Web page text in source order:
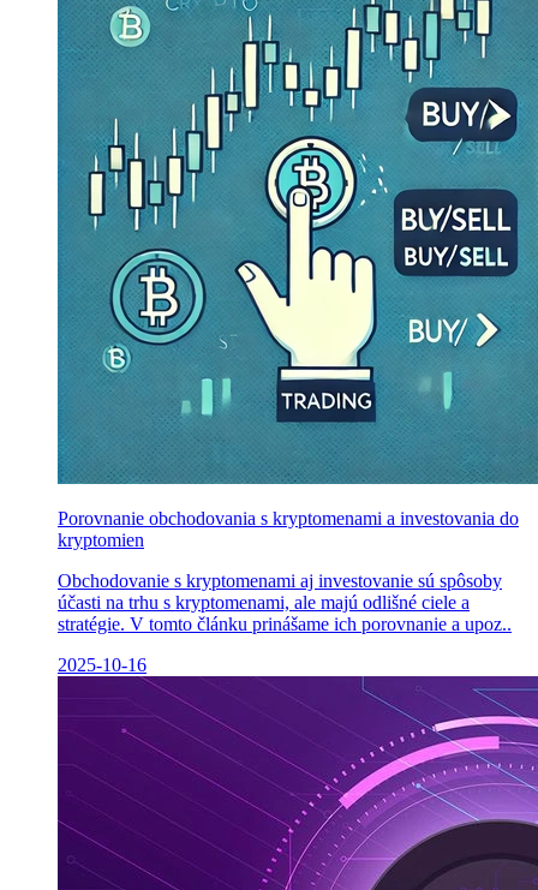
Porovnanie obchodovania s kryptomenami a investovania do
kryptomien
Obchodovanie s kryptomenami aj investovanie sú spôsoby
účasti na trhu s kryptomenami, ale majú odlišné ciele a
stratégie. V tomto článku prinášame ich porovnanie a upoz..
2025-10-16